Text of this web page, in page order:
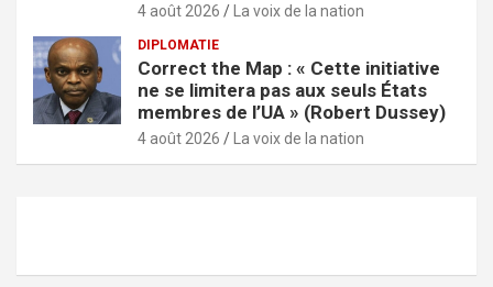
4 août 2026 La voix de la nation
DIPLOMATIE
Correct the Map : « Cette initiative
ne se limitera pas aux seuls États
membres de l’UA » (Robert Dussey)
4 août 2026 La voix de la nation